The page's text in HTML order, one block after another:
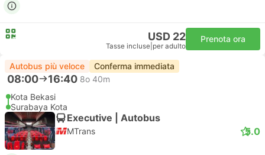
USD 22
Tasse incluse per adulto
Prenota ora
Autobus più veloce Conferma immediata
08:00 16:40 8o 40m
Kota Bekasi
Surabaya Kota
Executive | Autobus
MTrans 5.0